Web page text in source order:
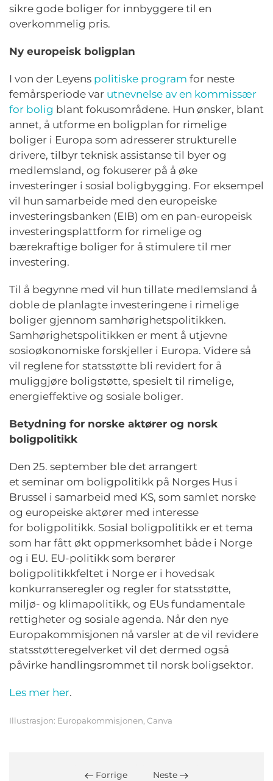
sikre gode boliger for innbyggere til en
overkommelig pris.
Ny europeisk boligplan
I von der Leyens politiske program for neste
femårsperiode var utnevnelse av en kommissær
for bolig blant fokusområdene. Hun ønsker, blant
annet, å utforme en boligplan for rimelige
boliger i Europa som adresserer strukturelle
drivere, tilbyr teknisk assistanse til byer og
medlemsland, og fokuserer på å øke
investeringer i sosial boligbygging. For eksempel
vil hun samarbeide med den europeiske
investeringsbanken (EIB) om en pan-europeisk
investeringsplattform for rimelige og
bærekraftige boliger for å stimulere til mer
investering.
Til å begynne med vil hun tillate medlemsland å
doble de planlagte investeringene i rimelige
boliger gjennom samhørighetspolitikken.
Samhørighetspolitikken er ment å utjevne
sosioøkonomiske forskjeller i Europa. Videre så
vil reglene for statsstøtte bli revidert for å
muliggjøre boligstøtte, spesielt til rimelige,
energieffektive og sosiale boliger.
Betydning for norske aktører og norsk
boligpolitikk
Den 25. september ble det arrangert
et seminar om boligpolitikk på Norges Hus i
Brussel i samarbeid med KS, som samlet norske
og europeiske aktører med interesse
for boligpolitikk. Sosial boligpolitikk er et tema
som har fått økt oppmerksomhet både i Norge
og i EU. EU-politikk som berører
boligpolitikkfeltet i Norge er i hovedsak
konkurranseregler og regler for statsstøtte,
miljø- og klimapolitikk, og EUs fundamentale
rettigheter og sosiale agenda. Når den nye
Europakommisjonen nå varsler at de vil revidere
statsstøtteregelverket vil det dermed også
påvirke handlingsrommet til norsk boligsektor.
Les mer her.
Illustrasjon: Europakommisjonen, Canva
Forrige Neste